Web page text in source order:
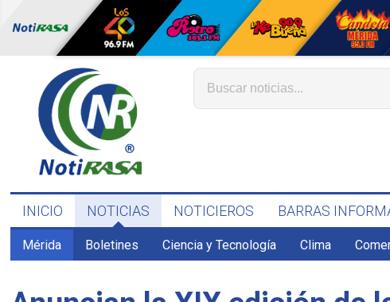
INICIO NOTICIAS NOTICIEROS BARRAS
Mérida Boletines Ciencia y Tecnología Clima